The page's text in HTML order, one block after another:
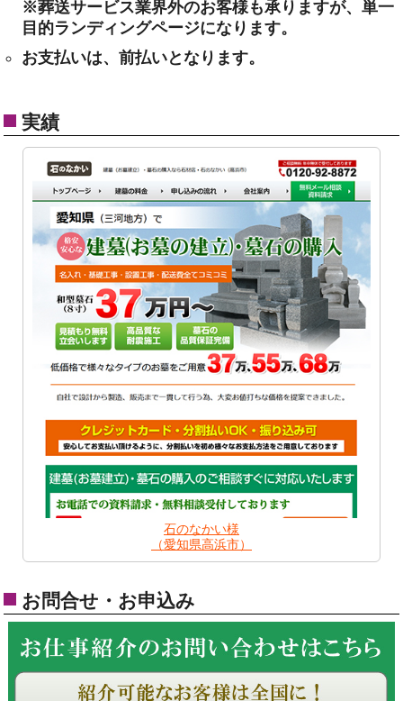
※葬送サービス業界外のお客様も承りますが、単一
目的ランディングページになります。
お支払いは、前払いとなります。
実績
石のなかい様
（愛知県高浜市）
お問合せ・お申込み